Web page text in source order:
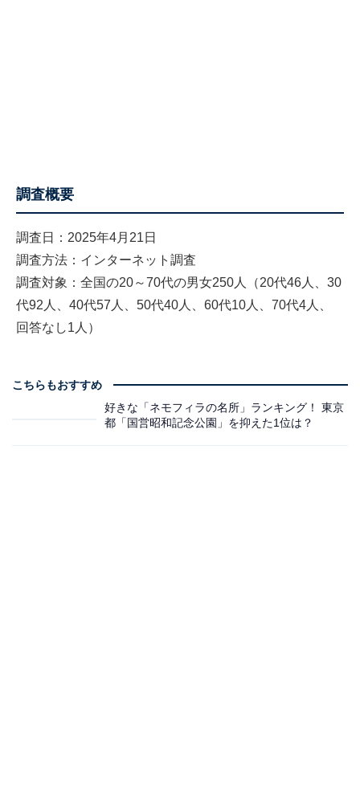
調査概要
調査日：2025年4月21日
調査方法：インターネット調査
調査対象：全国の20～70代の男女250人（20代46人、30
代92人、40代57人、50代40人、60代10人、70代4人、
回答なし1人）
こちらもおすすめ
好きな「ネモフィラの名所」ランキング！ 東京
都「国営昭和記念公園」を抑えた1位は？